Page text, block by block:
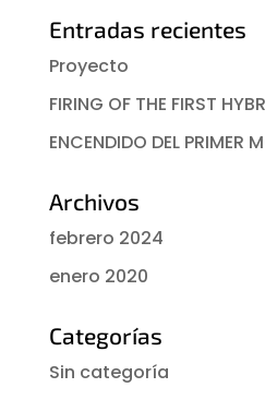
Entradas recientes
Proyecto
FIRING OF THE FIRST
ENCENDIDO DEL PRIMER
Archivos
febrero 2024
enero 2020
Categorías
Sin categoría